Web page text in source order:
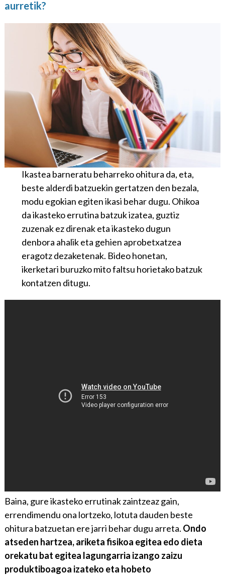
aurretik?
Ikastea barneratu beharreko ohitura da, eta,
beste alderdi batzuekin gertatzen den bezala,
modu egokian egiten ikasi behar dugu. Ohikoa
da ikasteko errutina batzuk izatea, guztiz
zuzenak ez direnak eta ikasteko dugun
denbora ahalik eta gehien aprobetxatzea
eragotz dezaketenak. Bideo honetan,
ikerketari buruzko mito faltsu horietako batzuk
kontatzen ditugu.
Baina, gure ikasteko errutinak zaintzeaz gain,
errendimendu ona lortzeko, lotuta dauden beste
ohitura batzuetan ere jarri behar dugu arreta. Ondo
atseden hartzea, ariketa fisikoa egitea edo dieta
orekatu bat egitea lagungarria izango zaizu
produktiboagoa izateko eta hobeto